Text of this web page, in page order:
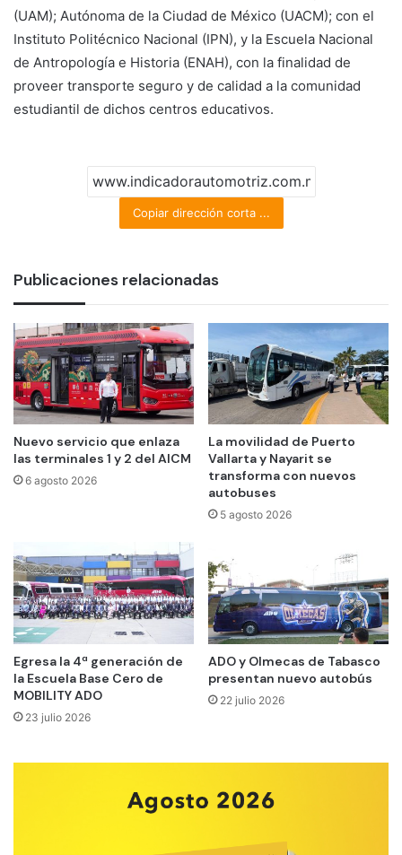
(UAM); Autónoma de la Ciudad de México (UACM); con el
Instituto Politécnico Nacional (IPN), y la Escuela Nacional
de Antropología e Historia (ENAH), con la finalidad de
proveer transporte seguro y de calidad a la comunidad
estudiantil de dichos centros educativos.
Copiar dirección corta ...
Publicaciones relacionadas
Nuevo servicio que enlaza
las terminales 1 y 2 del AICM
6 agosto 2026
La movilidad de Puerto
Vallarta y Nayarit se
transforma con nuevos
autobuses
5 agosto 2026
Egresa la 4ª generación de
la Escuela Base Cero de
MOBILITY ADO
23 julio 2026
ADO y Olmecas de Tabasco
presentan nuevo autobús
22 julio 2026